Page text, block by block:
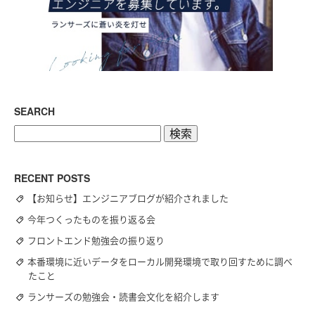
SEARCH
RECENT POSTS
【お知らせ】エンジニアブログが紹介されました
今年つくったものを振り返る会
フロントエンド勉強会の振り返り
本番環境に近いデータをローカル開発環境で取り回すために調べ
たこと
ランサーズの勉強会・読書会文化を紹介します